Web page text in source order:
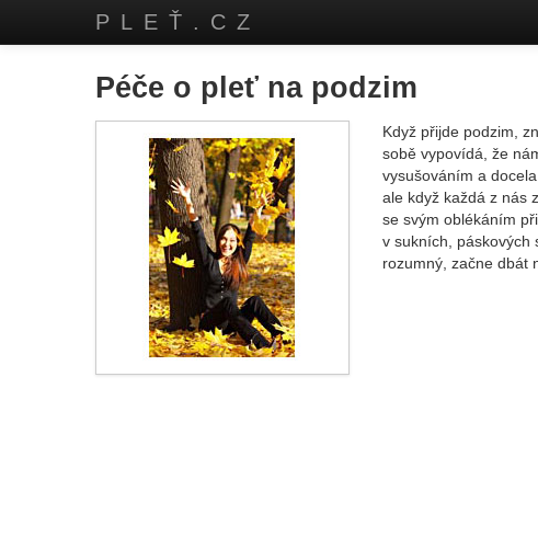
PLEŤ.CZ
Péče o pleť na podzim
Když přijde podzim,
sobě vypovídá, že
vysušováním a
ale když každá z nás
se svým oblékáním
v sukních, páskových
rozumný, začne dbát